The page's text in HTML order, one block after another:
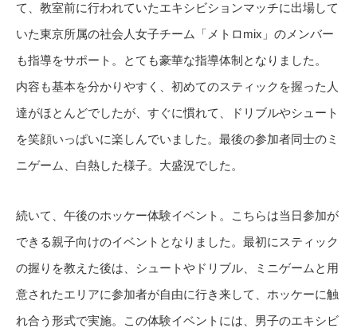
て、教室前に行われていたエキシビションマッチに出場して
いた東京所属の社会人女子チーム「メトロmix」のメンバー
も指導をサポート。とても豪華な指導体制となりました。
内容も基本を分かりやすく、初めてのスティックを握った人
達がほとんどでしたが、すぐに慣れて、ドリブルやシュート
を笑顔いっぱいに楽しんでいました。最後の参加者同士のミ
ニゲーム、白熱した様子。大盛況でした。
続いて、午後のホッケー体験イベント。こちらは当日参加が
できる親子向けのイベントとなりました。最初にスティック
の握りを教えた後は、シュートやドリブル、ミニゲームと用
意されたエリアに参加者が自由に行き来して、ホッケーに触
れ合う形式で実施。この体験イベントには、男子のエキシビ